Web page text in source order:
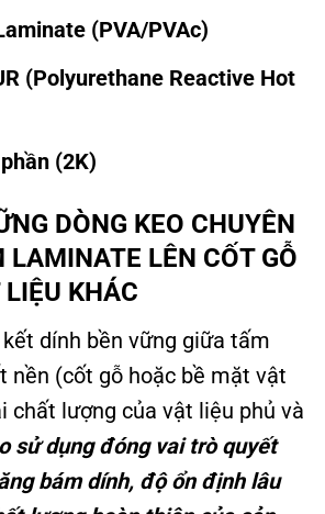
(PVA/PVAc)
(Polyurethane Reactive Hot
(2K)
DÒNG KEO CHUYÊN
LÊN CỐT GỖ
KHÁC
dính bền vững giữa tấm
nền (cốt gỗ hoặc bề mặt vật
chất lượng của vật liệu phủ và
sử dụng đóng vai trò quyết
bám dính, độ ổn định lâu